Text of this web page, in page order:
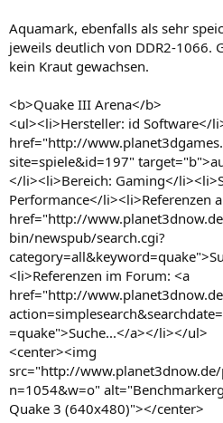
Aquamark, ebenfalls als sehr
jeweils deutlich von DDR2-1066.
kein Kraut gewachsen.
<b>Quake III Arena</b>
<ul><li>Hersteller: id Software</
href="http://
site=spiele&id=197"
</li><li>Bereich: Gaming</
Performance</li><li>Referenzen
href="http://
bin/newspub/search.cgi?
<li>Referenzen im Forum: <a
href="http://
=quake">Suche...</a></li></ul>
<center><img
src="http://
n=1054&w=o"
Quake 3 (640x480)"></center>